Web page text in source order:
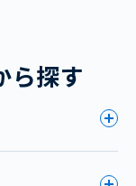
ら探す